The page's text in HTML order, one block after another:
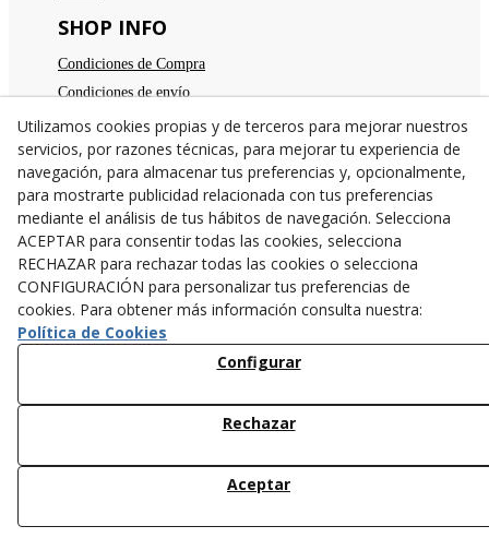
SHOP INFO
Condiciones de Compra
Condiciones de envío
Devoluciones
Aviso legal
Política de privacidad
Política de cookies
TE ESPERAMOS
C/Santa Anna nº 7
25300 Tárrega ( Lleida) España
973 31 04 47
638782846
info@cangurstarrega.com
© 08/2026 Cangurs - Todos los derechos reservados.
Utilizamos cookies propias y de terceros para mejorar nuestros
servicios, por razones técnicas, para mejorar tu experiencia de
navegación, para almacenar tus preferencias y, opcionalmente,
para mostrarte publicidad relacionada con tus preferencias
mediante el análisis de tus hábitos de navegación. Selecciona
ACEPTAR para consentir todas las cookies, selecciona
RECHAZAR para rechazar todas las cookies o selecciona
CONFIGURACIÓN para personalizar tus preferencias de
cookies. Para obtener más información consulta nuestra:
Política de Cookies
Configurar
Rechazar
Aceptar